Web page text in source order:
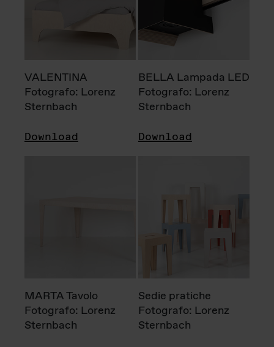
VALENTINA
Fotografo: Lorenz
Sternbach
Download
BELLA Lampada LED
Fotografo: Lorenz
Sternbach
Download
MARTA Tavolo
Fotografo: Lorenz
Sternbach
Sedie pratiche
Fotografo: Lorenz
Sternbach